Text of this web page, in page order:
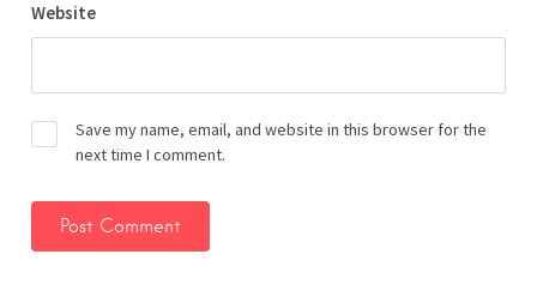
Website
Save my name, email, and website in this browser for the
next time I comment.